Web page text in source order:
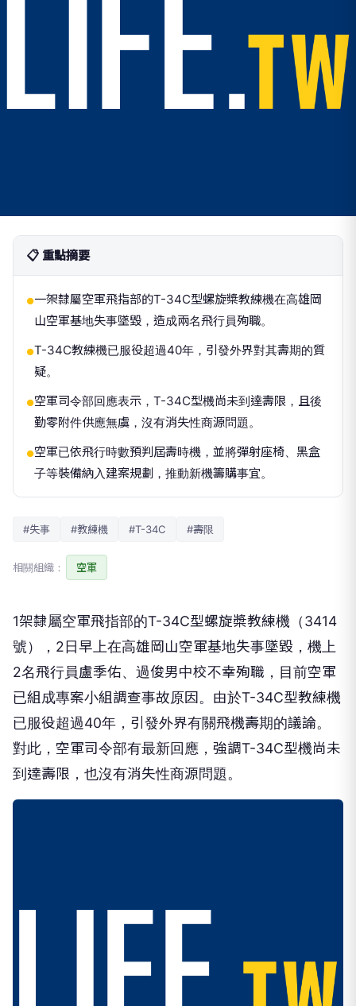
📋 重點摘要
●一架隸屬空軍飛指部的T-34C型螺旋槳教練機在高雄岡
山空軍基地失事墜毀，造成兩名飛行員殉職。
●T-34C教練機已服役超過40年，引發外界對其壽期的質
疑。
●空軍司令部回應表示，T-34C型機尚未到達壽限，且後
勤零附件供應無虞，沒有消失性商源問題。
●空軍已依飛行時數預判屆壽時機，並將彈射座椅、黑盒
子等裝備納入建案規劃，推動新機籌購事宜。
#失事 #教練機 #T-34C #壽限
相關組織： 空軍
1架隸屬空軍飛指部的T-34C型螺旋槳教練機（3414
號），2日早上在高雄岡山空軍基地失事墜毀，機上
2名飛行員盧季佑、過俊男中校不幸殉職，目前空軍
已組成專案小組調查事故原因。由於T-34C型教練機
已服役超過40年，引發外界有關飛機壽期的議論。
對此，空軍司令部有最新回應，強調T-34C型機尚未
到達壽限，也沒有消失性商源問題。